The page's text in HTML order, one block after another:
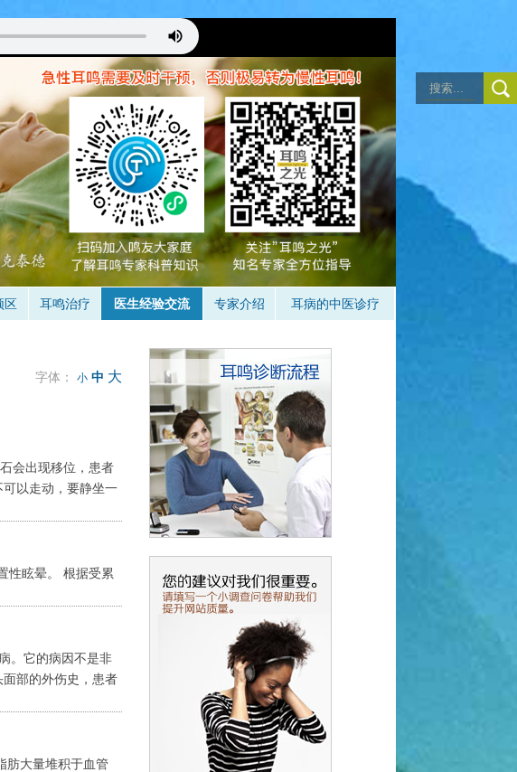
耳机。
鸣。
音乐，做到不去注意耳鸣，成功的状态
于无耳鸣状态（详见音乐治疗）。
月。
区 耳鸣治疗 医生经验交流 专家介绍 耳病的中医诊疗
字体：小 中 大
会出现移位，患者
以走动，要静坐一
性眩晕。 根据受累
。它的病因不是非
部的外伤史，患者
肪大量堆积于血管